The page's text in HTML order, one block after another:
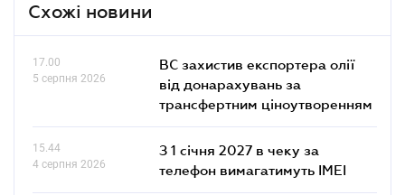
Схожі новини
17.00
5 серпня 2026
ВС захистив експортера олії
від донарахувань за
трансфертним ціноутворенням
15.44
4 серпня 2026
З 1 січня 2027 в чеку за
телефон вимагатимуть IMEI